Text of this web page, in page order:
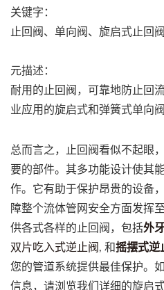
关键字：
止回阀、单向阀、旋启式止回
元描述：
耐用的止回阀，可靠地防止回
业应用的旋启式和弹簧式单向阀
总而言之，止回阀看似不起眼
要的部件。其多功能设计使其
作。它有助于保护昂贵的设备
障整个流体管网安全方面发挥
供各式各样的止回阀，包括外
双片吃入式逆止阀 , 和摇摆式逆
您的管道系统提供最佳保护。
信息，请浏览我们详细的旋启